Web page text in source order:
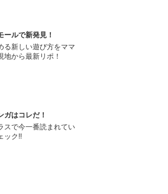
ールで新発見！
る新しい遊び方をママ
地から最新リポ！
ガはコレだ！
スで今一番読まれてい
ック!!